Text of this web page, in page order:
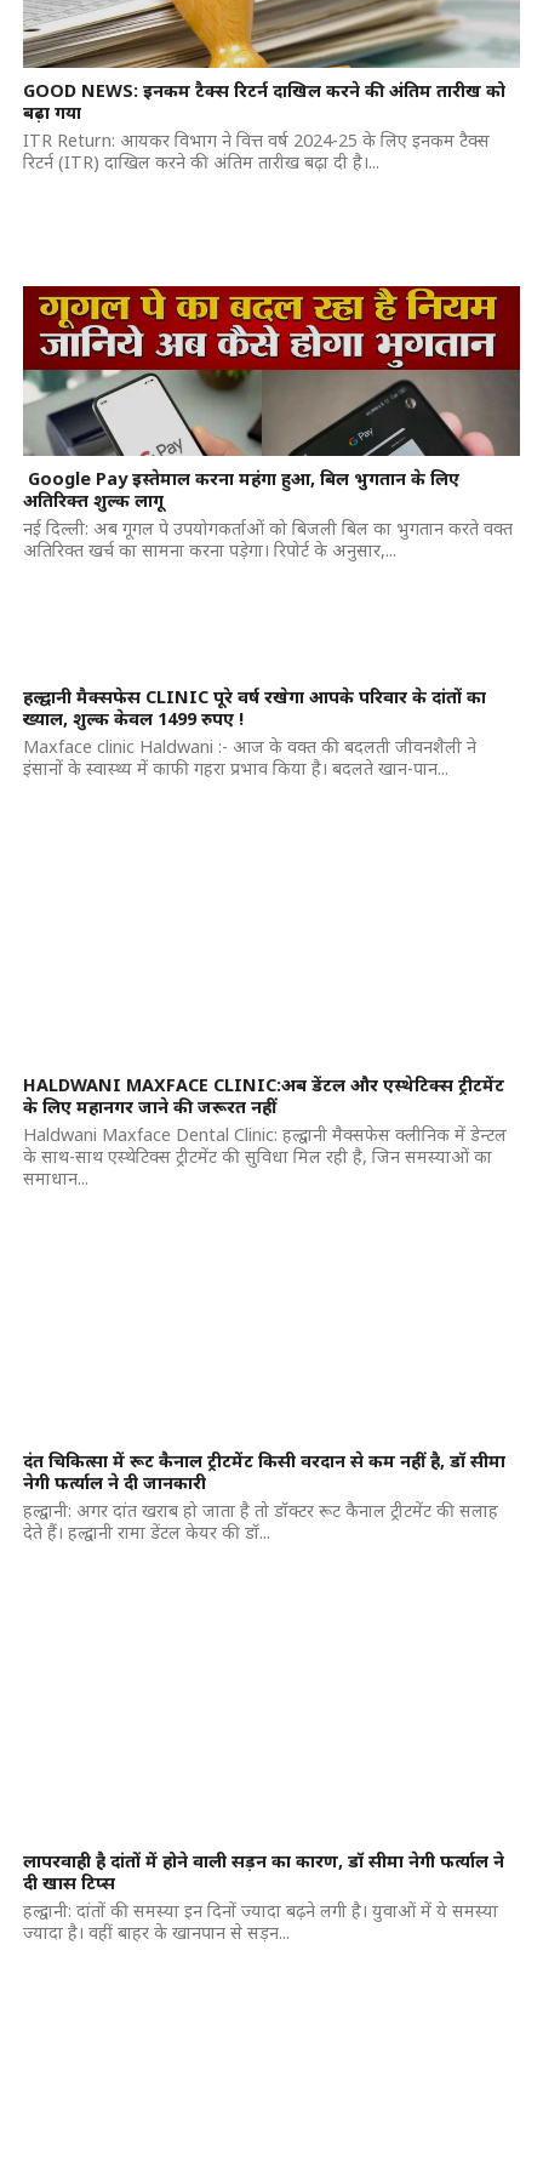
GOOD NEWS: इनकम टैक्स रिटर्न दाखिल करने की अंतिम तारीख को
बढ़ा गया
ITR Return: आयकर विभाग ने वित्त वर्ष 2024-25 के लिए इनकम टैक्स
रिटर्न (ITR) दाखिल करने की अंतिम तारीख बढ़ा दी है।...
Google Pay इस्तेमाल करना महंगा हुआ, बिल भुगतान के लिए
अतिरिक्त शुल्क लागू
नई दिल्ली: अब गूगल पे उपयोगकर्ताओं को बिजली बिल का भुगतान करते वक्त
अतिरिक्त खर्च का सामना करना पड़ेगा। रिपोर्ट के अनुसार,...
हल्द्वानी मैक्सफेस CLINIC पूरे वर्ष रखेगा आपके परिवार के दांतों का
ख्याल, शुल्क केवल 1499 रुपए !
Maxface clinic Haldwani :- आज के वक्त की बदलती जीवनशैली ने
इंसानों के स्वास्थ्य में काफी गहरा प्रभाव किया है। बदलते खान-पान...
HALDWANI MAXFACE CLINIC:अब डेंटल और एस्थेटिक्स ट्रीटमेंट
के लिए महानगर जाने की जरूरत नहीं
Haldwani Maxface Dental Clinic: हल्द्वानी मैक्सफेस क्लीनिक में डेन्टल
के साथ-साथ एस्थेटिक्स ट्रीटमेंट की सुविधा मिल रही है, जिन समस्याओं का
समाधान...
दंत चिकित्सा में रूट कैनाल ट्रीटमेंट किसी वरदान से कम नहीं है, डॉ सीमा
नेगी फर्त्याल ने दी जानकारी
हल्द्वानी: अगर दांत खराब हो जाता है तो डॉक्टर रूट कैनाल ट्रीटमेंट की सलाह
देते हैं। हल्द्वानी रामा डेंटल केयर की डॉ...
लापरवाही है दांतों में होने वाली सड़न का कारण, डॉ सीमा नेगी फर्त्याल ने
दी खास टिप्स
हल्द्वानी: दांतों की समस्या इन दिनों ज्यादा बढ़ने लगी है। युवाओं में ये समस्या
ज्यादा है। वहीं बाहर के खानपान से सड़न...